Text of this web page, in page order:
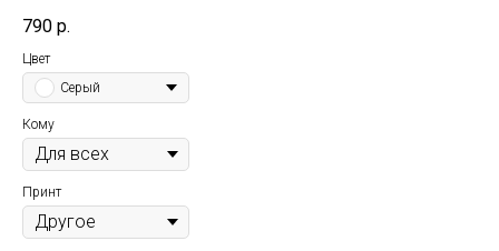
790 р.
Цвет
Серый
Кому
Принт